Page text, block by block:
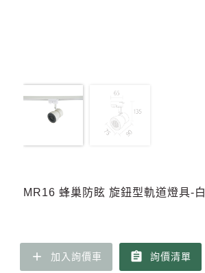
MR16 蜂巢防眩 旋鈕型軌道燈具-白
add 加入詢價車 assignment 詢價清單